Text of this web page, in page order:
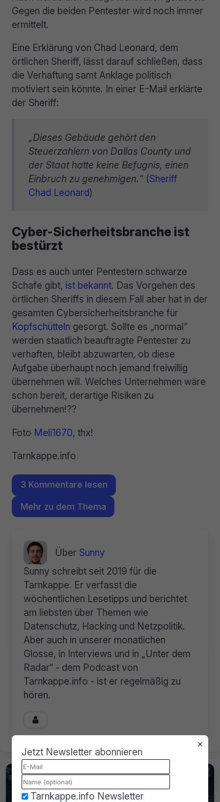
Gegen die beiden Pentester wird noch immer
ermittelt.
Eine Erklärung von Chad Leonard, dem
örtlichen Sheriff, lässt darauf schließen, dass
die Verhaftung samt Anklage politisch
motiviert sein könnte. In einer E-Mail erklärte
der Sheriff:
„Dieses Gebäude gehört den
Steuerzahlern von Dallas County und
der Staat hatte keine Befugnis, einen
Einbruch zu genehmigen.“ (Sheriff
Chad Leonard)
Cyber-Sicherheitsbranche ist
bestürzt
Dass es auch unter Pentestern schwarze
Schafe gibt, ist bekannt. Das Vorgehen des
örtlichen Sheriffs in diesem Fall aber hat in der
gesamten Cybersicherheitsbranche für
Kopfschütteln gesorgt. Sollte es „normal“
werden staatlich beauftragte Pentester zu
verhaften, bleibt abzuwarten, ob diese
Aufgabe überhaupt noch jemand freiwillig
übernehmen will. Welches Unternehmen wäre
schon bereit, derartige Risiken zu
übernehmen!??
Foto Meli1670, thx!
Tarnkappe.info
3 Kommentare lesen
Mehr zu dem Thema
Über Sunny
Sunny schreibt seit 2019 für die
Tarnkappe. Er verfasst die
wöchentlichen Lesetipps und berichtet
am liebsten über Themen wie
Datenschutz, Hacking und Netzpolitik.
Aber auch in unserer monatlichen
Glosse, in Interviews und in „Unter dem
Radar“ - dem Podcast von
Tarnkappe.info - ist er regelmäßig zu
hören.

×
Jetzt Newsletter abonnieren
Tarnkappe.info Newsletter